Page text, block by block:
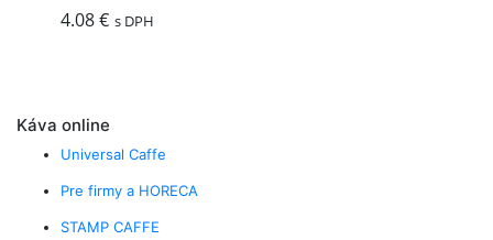
4.08€ s DPH
Káva online
Universal Caffe
Pre firmy a HORECA
STAMP CAFFE